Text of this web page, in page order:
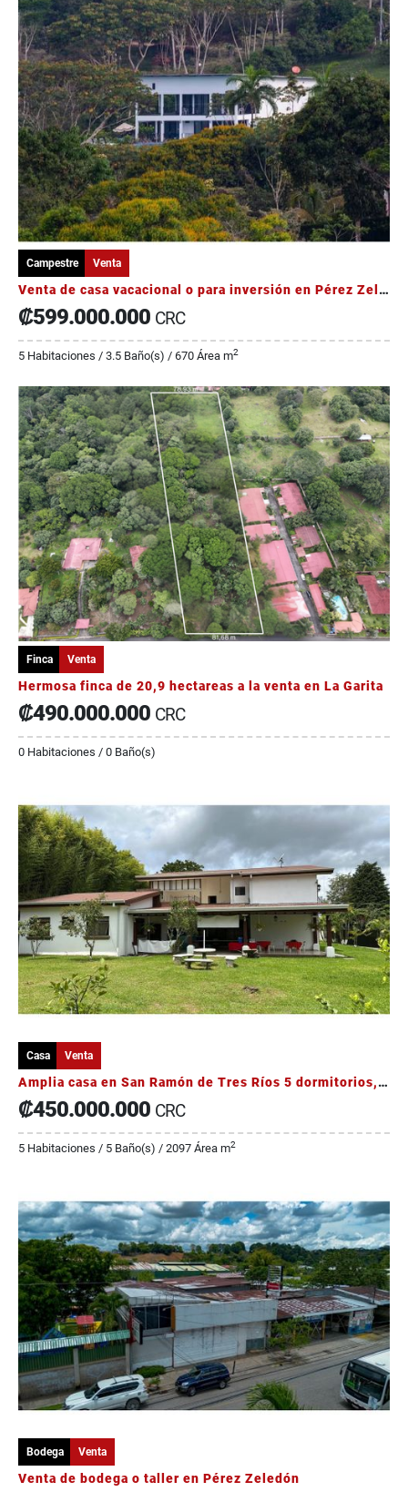
Campestre Venta
Venta de casa vacacional o para inversión en Pérez Zeledón
₡599.000.000 CRC
5 Habitaciones / 3.5 Baño(s) / 670 Área m2
Finca Venta
Hermosa finca de 20,9 hectareas a la venta en La Garita
₡490.000.000 CRC
0 Habitaciones / 0 Baño(s)
Casa Venta
Amplia casa en San Ramón de Tres Ríos 5 dormitorios, jardínes
₡450.000.000 CRC
5 Habitaciones / 5 Baño(s) / 2097 Área m2
Bodega Venta
Venta de bodega o taller en Pérez Zeledón